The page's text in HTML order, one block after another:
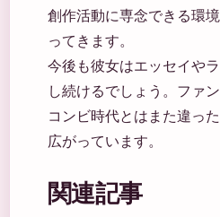
創作活動に専念できる環
ってきます。
今後も彼女はエッセイや
し続けるでしょう。ファン
コンビ時代とはまた違っ
広がっています。
関連記事